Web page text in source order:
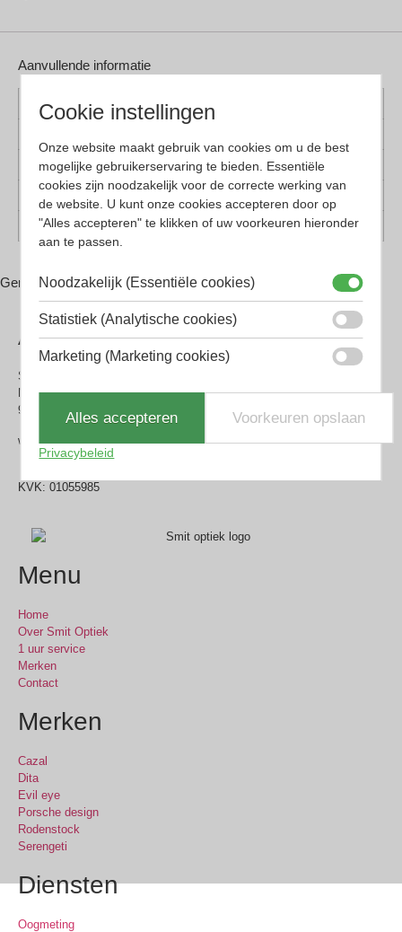
Aanvullende informatie
Kleur montuur Bruin, Havanna, Zwart
Lens materiaal Kunststof
Geschikt voor Dames, Kinderen
Vorm Panto
Gerelateerde producten
Adres
Smit Optiek Drachten
Noorderbuurt 31
9203 AL Drachten
winkel@smitoptiekdrachten.nl
0512-514881
KVK: 01055985
Menu
Home
Over Smit Optiek
1 uur service
Merken
Contact
Merken
Cazal
Dita
Evil eye
Porsche design
Rodenstock
Serengeti
Diensten
Oogmeting
Cookie instellingen
Onze website maakt gebruik van cookies om u de best
mogelijke gebruikerservaring te bieden. Essentiële
cookies zijn noodzakelijk voor de correcte werking van
de website. U kunt onze cookies accepteren door op
"Alles accepteren" te klikken of uw voorkeuren hieronder
aan te passen.
Noodzakelijk (Essentiële cookies)
Statistiek (Analytische cookies)
Marketing (Marketing cookies)
Alles accepteren Voorkeuren opslaan
Privacybeleid